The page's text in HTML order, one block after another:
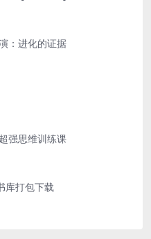
：进化的证据
强思维训练课
库打包下载